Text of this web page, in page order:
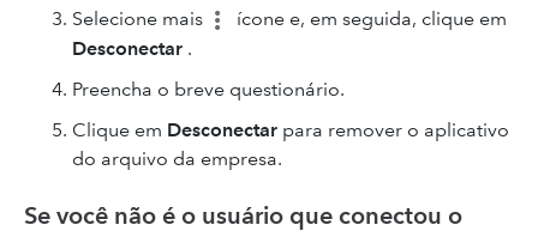
Selecione mais
ícone e, em seguida, clique em
Desconectar .
Preencha o breve questionário.
Clique em Desconectar para remover o aplicativo
do arquivo da empresa.
Se você não é o usuário que conectou o